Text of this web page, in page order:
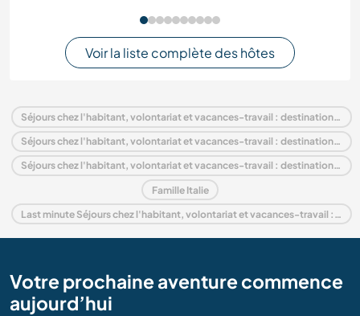
Voir la liste complète des hôtes
Séjours chez l'habitant, volontariat et vacances-travail : destination Italie
Séjours chez l'habitant, volontariat et vacances-travail : destination Europe
Séjours chez l'habitant, volontariat et vacances-travail : destination Lombardy
Famille Italie
Last minute Séjours chez l'habitant, volontariat et vacances-travail : destination Italie
Votre prochaine aventure commence
aujourd’hui